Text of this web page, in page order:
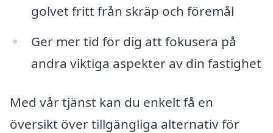
golvet fritt från skräp och föremål
Ger mer tid för dig att fokusera på
andra viktiga aspekter av din fastighet
Med vår tjänst kan du enkelt få en
översikt över tillgängliga alternativ för